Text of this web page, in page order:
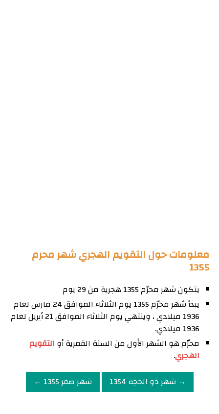
معلومات حول التقويم الهجري شهر محرم
1355
يتكون شهر محرّم 1355 هجرية من 29 يوم
يبدأ شهر محرّم 1355 يوم الثلاثاء الموافق 24 مارس لعام
1936 ميلادي ، وينتهي يوم الثلاثاء الموافق 21 أبريل لعام
1936 ميلادي.
محرّم هو الشهر الأول من السنة القمرية أو التقويم
الهجري.
→ شهر ذو الحجة 1354
شهر صفر 1355 ←